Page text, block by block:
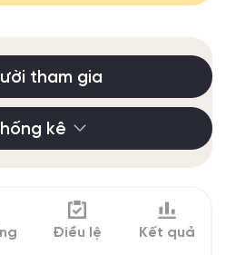
tham gia
kê
Điều lệ Kết quả